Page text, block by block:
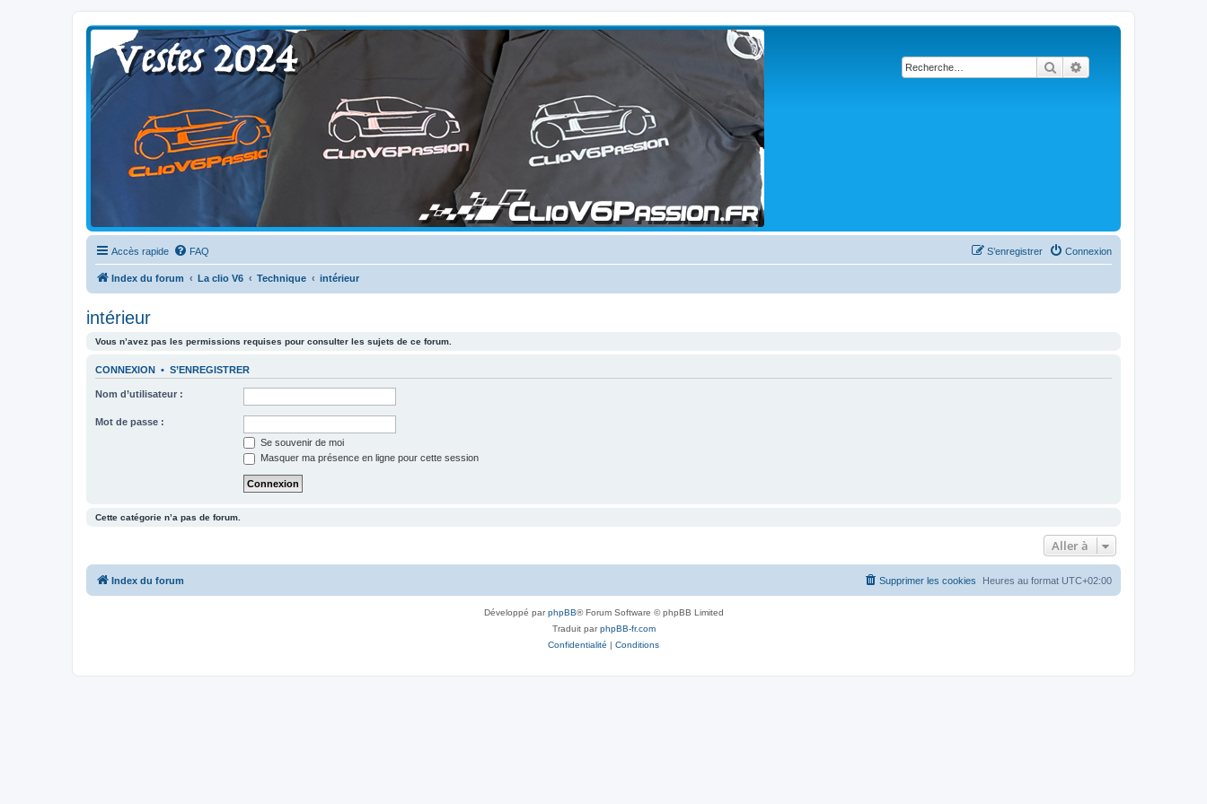
Rechercher
Clio V6 Passion
Le site français des passionnés de Clio V6
Accès rapide FAQ Connexion
S’enregistrer
Index du forum La clio V6 Technique intérieur
intérieur
Vous n’avez pas les permissions requises pour consulter les sujets de ce forum.
CONNEXION • S’ENREGISTRER
Nom d’utilisateur :
Mot de passe :
Se souvenir de moi
Masquer ma présence en ligne pour cette session
Cette catégorie n’a pas de forum.
Aller à
Index du forum Heures au format UTC+02:00
Supprimer les cookies
Développé parphpBB® Forum Software © phpBB Limited
Traduit parphpBB-fr.com
Confidentialité | Conditions